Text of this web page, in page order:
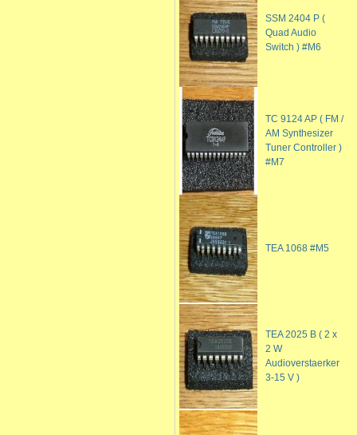
SSM 2404 P (
Quad Audio
Switch ) #M6
TC 9124 AP ( FM /
AM Synthesizer
Tuner Controller )
#M7
TEA 1068 #M5
TEA 2025 B ( 2 x
2 W
Audioverstaerker
3-15 V )